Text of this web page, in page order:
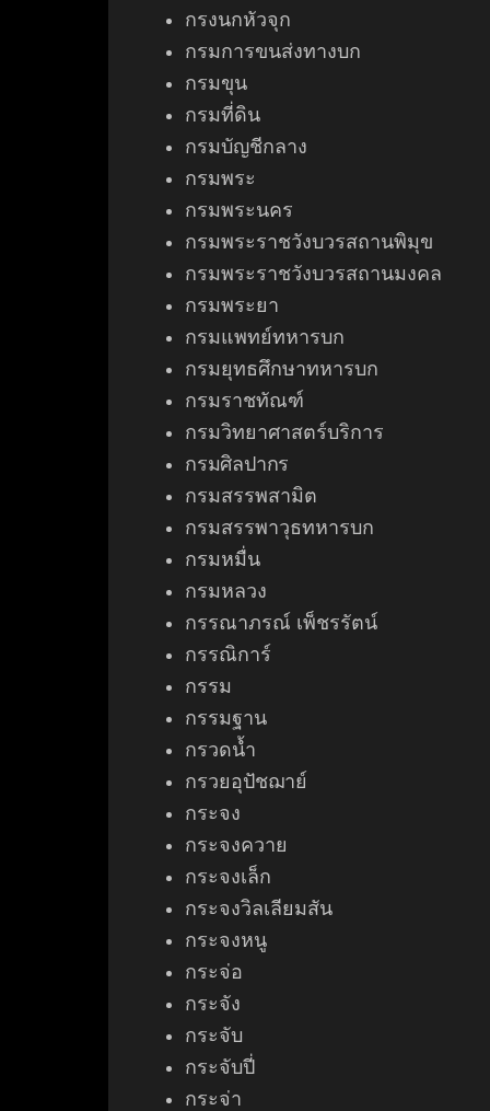
กรงนกหัวจุก
กรมการขนส่งทางบก
กรมขุน
กรมที่ดิน
กรมบัญชีกลาง
กรมพระ
กรมพระนคร
กรมพระราชวังบวรสถานพิมุข
กรมพระราชวังบวรสถานมงคล
กรมพระยา
กรมแพทย์ทหารบก
กรมยุทธศึกษาทหารบก
กรมราชทัณฑ์
กรมวิทยาศาสตร์บริการ
กรมศิลปากร
กรมสรรพสามิต
กรมสรรพาวุธทหารบก
กรมหมื่น
กรมหลวง
กรรณาภรณ์ เพ็ชรรัตน์
กรรณิการ์
กรรม
กรรมฐาน
กรวดน้ำ
กรวยอุปัชฌาย์
กระจง
กระจงควาย
กระจงเล็ก
กระจงวิลเลียมสัน
กระจงหนู
กระจ่อ
กระจัง
กระจับ
กระจับปี่
กระจ่า